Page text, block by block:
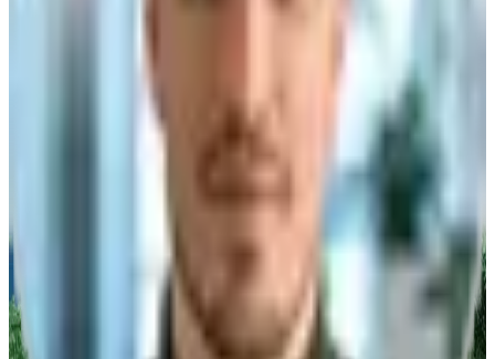
Ich willige ein, dass die algona GmbH die eingegebenen Daten
Anfrage abschicken